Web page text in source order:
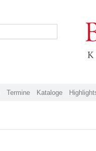
Termine Kataloge